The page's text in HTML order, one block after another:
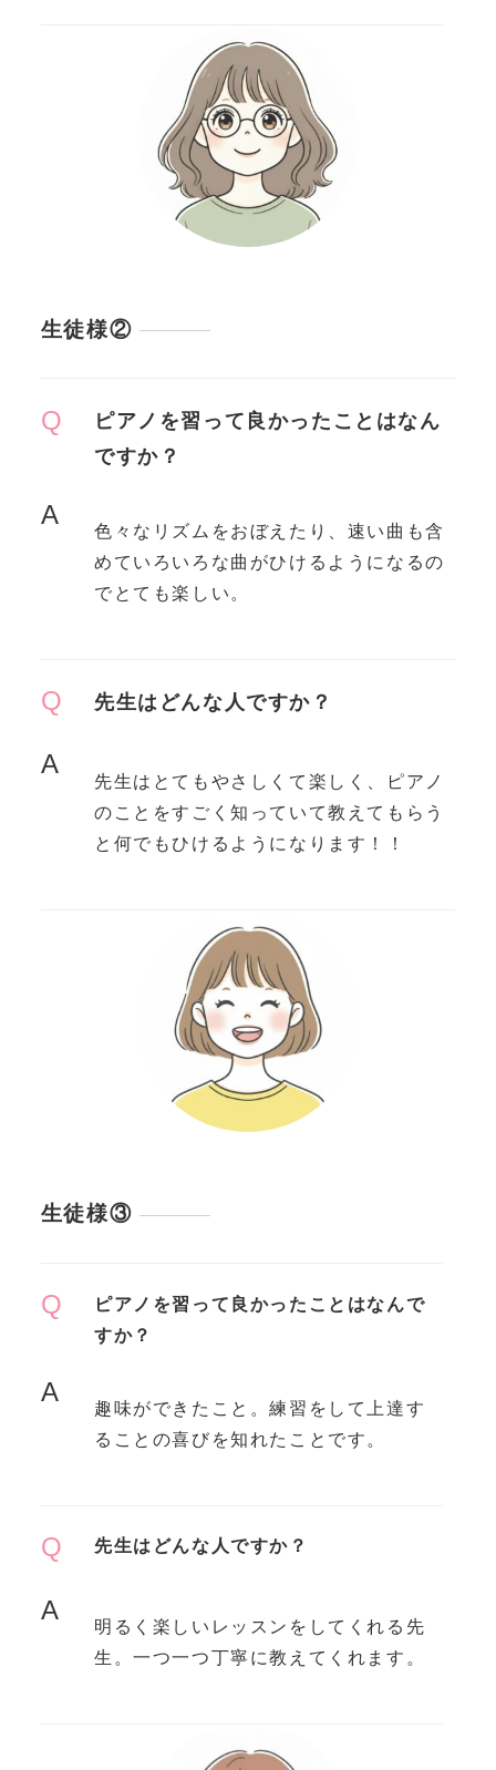
生徒様②
Q
ピアノを習って良かったことはなん
ですか？
A
色々なリズムをおぼえたり、速い曲も含
めていろいろな曲がひけるようになるの
でとても楽しい。
Q 先生はどんな人ですか？
A
先生はとてもやさしくて楽しく、ピアノ
のことをすごく知っていて教えてもらう
と何でもひけるようになります！！
生徒様③
Q
ピアノを習って良かったことはなんで
すか？
A
趣味ができたこと。練習をして上達す
ることの喜びを知れたことです。
Q 先生はどんな人ですか？
A
明るく楽しいレッスンをしてくれる先
生。一つ一つ丁寧に教えてくれます。